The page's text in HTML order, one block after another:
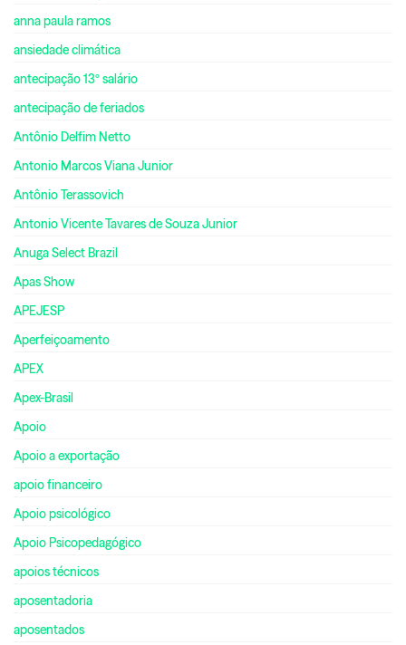
anna paula ramos
ansiedade climática
antecipação 13º salário
antecipação de feriados
Antônio Delfim Netto
Antonio Marcos Viana Junior
Antônio Terassovich
Antonio Vicente Tavares de Souza Junior
Anuga Select Brazil
Apas Show
APEJESP
Aperfeiçoamento
APEX
Apex-Brasil
Apoio
Apoio a exportação
apoio financeiro
Apoio psicológico
Apoio Psicopedagógico
apoios técnicos
aposentadoria
aposentados